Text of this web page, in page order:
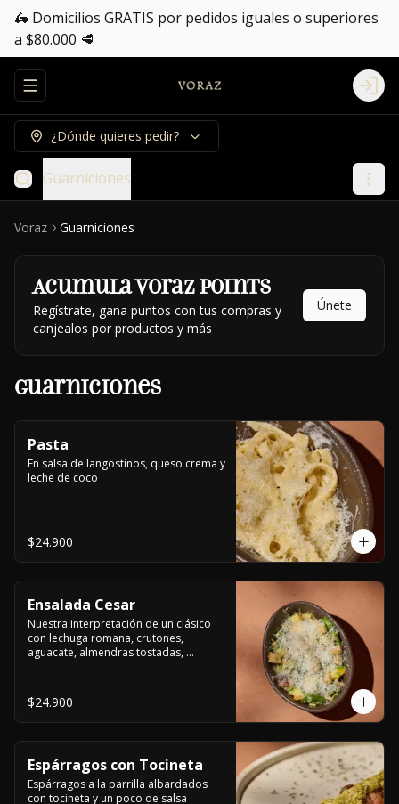
🛵 Domicilios GRATIS por pedidos iguales o superiores
a $80.000 🥩
Abrir menu de navegación Login
¿Dónde quieres pedir?
Guarniciones
Voraz Guarniciones
AcumulaVoraz Points
Regístrate, gana puntos con tus compras y
canjealos por productos y más
Únete
Guarniciones
Pasta
En salsa de langostinos, queso crema y
leche de coco
$24.900
Ensalada Cesar
Nuestra interpretación de un clásico
con lechuga romana, crutones,
aguacate, almendras tostadas,
$24.900
Espárragos con Tocineta
Espárragos a la parrilla albardados
con tocineta y un poco de salsa